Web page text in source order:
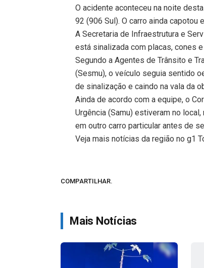
O acidente aconteceu na noite
92 (906 Sul). O carro ainda capotou
A Secretaria de Infraestrutura e
está sinalizada com placas, cones
Segundo a Agentes de Trânsito e
(Sesmu), o veículo seguia sentido
de sinalização e caindo na vala da
Ainda de acordo com a equipe, o
Urgência (Samu) estiveram no
em outro carro particular antes de
Veja mais notícias da região no g1
COMPARTILHAR.
Mais Notícias